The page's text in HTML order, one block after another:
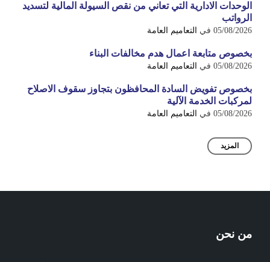
الوحدات الادارية التي تعاني من نقص السيولة المالية لتسديد
الرواتب
05/08/2026 في التعاميم العامة
بخصوص متابعة اعمال هدم مخالفات البناء
05/08/2026 في التعاميم العامة
بخصوص تفويض السادة المحافظون بتجاوز سقوف الاصلاح
لمركبات الخدمة الآلية
05/08/2026 في التعاميم العامة
المزيد
من نحن